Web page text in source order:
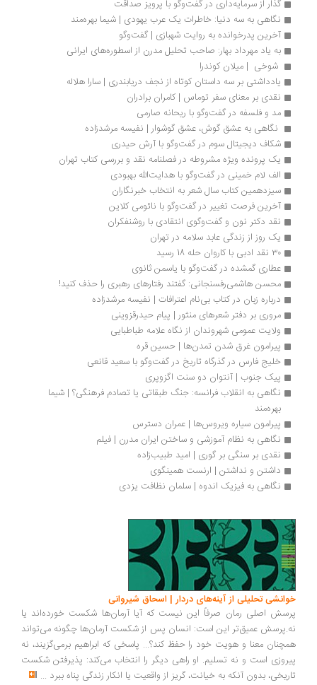
گذار از سرمایه‌داری در گفت‌وگو با پرویز صداقت
نگاهی به سه دنیا: خاطرات یک عرب یهودی | شیما بهره‌مند
آخرین پدرخوانده به روایت شهبازی | گفت‌وگو
به یاد مهرداد بهار: صاحب تحلیل مدرن از اسطوره‌های ایرانی
شوخی  | میلان کوندرا
یادداشتی بر سه داستان کوتاه از نجف دریابندری | سارا هلاله
نقدی بر معنای سفر توماس | کامران برادران
مد و فلسفه در گفت‌وگو با ریحانه صارمی
نگاهی به عشق گوش، عشق گوشوار | نفیسه مرشدزاده
شکاف دیجیتال سوم در گفت‌وگو با آرش حیدری
یک پرونده ویژه مشروطه در فصلنامه نقد و بررسی کتاب تهران
الف لام خمینی در گفت‌وگو با هدایت‌الله بهبودی
سیزدهمین کتاب سال شعر به انتخاب خبرنگاران
آخرین فرصت تغییر در گفت‌وگو با نائومی کلاین
نقد دکتر نون و گفت‌وگوی انتقادی با روشنفکران
یک روز از زندگی عابد سلامه در تهران
عطاری گمشده در گفت‌وگو با یاسمن ثانوی
محسن هاشمی‌رفسنجانی: گفتند رفتارهای رهبری را حذف کنید!
درباره زبان در کتاب بی‌نام اعترافات | نفیسه مرشدزاده
مروری بر دفتر شعرهای منثور | پیام حیدرقزوینی
ولایت عمومی شهروندان از نگاه علامه طباطبایی
پیرامون غرق شدن تمدن‌ها | حسین قره
خلیج فارس در گذرگاه تاریخ در گفت‌وگو با سعید قانعی
پیک جنوب | آنتوان دو سنت اگزوپری
نگاهی به انقلاب فرانسه: جنگ طبقاتی یا تصادم فرهنگی؟ | شیما
پیرامون سیاره ویروس‌ها | عمران دسترس
نگاهی به نظام آموزشی و ساختن ایران مدرن | فیلم
نقدی بر سنگی بر گوری | امید طبیب‌زاده
داشتن و نداشتن | ارنست همینگوی
نگاهی به فیزیک اندوه | سلمان نظافت یزدی
تحلیلی از آینه‌های دردار | اسحاق شیروانی
اصلی رمان صرفاً این نیست که آیا آرمان‌ها شکست خورده‌اند یا
عمیق‌تر این است: انسان پس از شکست آرمان‌ها چگونه می‌تواند
معنا و هویت خود را حفظ کند؟... پاسخی که ابراهیم برمی‌گزیند، نه
است و نه تسلیم. او راهی دیگر را انتخاب می‌کند: پذیرفتن شکست
بدون آنکه به خیانت، گریز از واقعیت یا انکار زندگی پناه ببرد...